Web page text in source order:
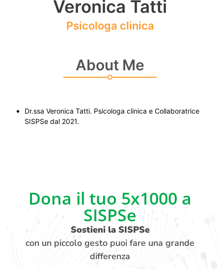
Veronica Tatti
Psicologa clinica
About Me
Dr.ssa Veronica Tatti. Psicologa clinica e Collaboratrice
SISPSe dal 2021.
Dona il tuo 5x1000 a
SISPSe
Sostieni la SISPSe
con un piccolo gesto puoi fare una grande
differenza